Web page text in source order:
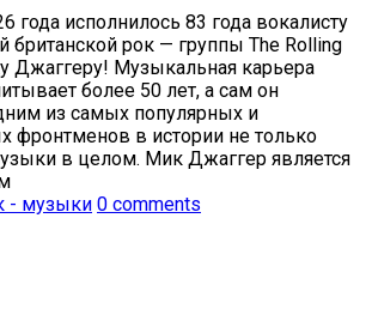
года исполнилось 83 года вокалисту
британской рок — группы The Rolling
Джаггеру! Музыкальная карьера
более 50 лет, а сам он
из самых популярных и
фронтменов в истории не только
в целом. Мик Джаггер является
- музыки 0 comments